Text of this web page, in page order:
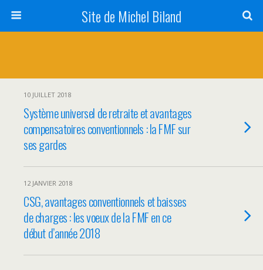
Site de Michel Biland
10 JUILLET 2018
Système universel de retraite et avantages
compensatoires conventionnels : la FMF sur
ses gardes
12 JANVIER 2018
CSG, avantages conventionnels et baisses
de charges : les voeux de la FMF en ce
début d’année 2018